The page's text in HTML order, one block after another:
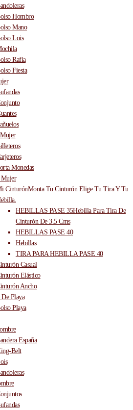
Hombro
Mano
Lois
Rafia
Fiesta
Monedas
CinturónMonta Tu Cinturón Elige Tu Tira Y Tu
HEBILLAS PASE 35Hebilla Para Tira De
Cinturón De 3.5 Cms
HEBILLAS PASE 40
Hebillas
TIRA PARA HEBILLA PASE 40
Casual
Elástico
Ancho
Playa
Playa
España
Belt